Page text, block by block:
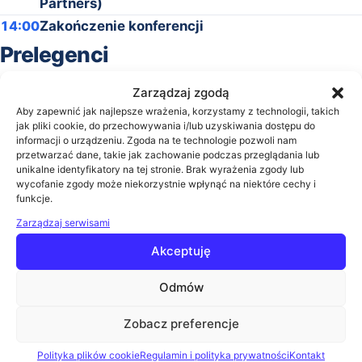
Zarządzaj zgodą
Aby zapewnić jak najlepsze wrażenia, korzystamy z technologii, takich
jak pliki cookie, do przechowywania i/lub uzyskiwania dostępu do
informacji o urządzeniu. Zgoda na te technologie pozwoli nam
przetwarzać dane, takie jak zachowanie podczas przeglądania lub
unikalne identyfikatory na tej stronie. Brak wyrażenia zgody lub
wycofanie zgody może niekorzystnie wpłynąć na niektóre cechy i
funkcje.
Zarządzaj serwisami
Akceptuję
Odmów
Zobacz preferencje
Polityka plików cookieRegulamin i polityka prywatnościKontakt
Partners)
14:00Zakończenie konferencji
Prelegenci
Ireneusz Tułacz
Opiekun Klienta Biznesowego
Łukasz Piekut
Expert QA Engineer, Departament Aplikacji
Zobacz biogram